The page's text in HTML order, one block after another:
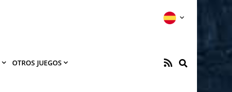
OTROS JUEGOS